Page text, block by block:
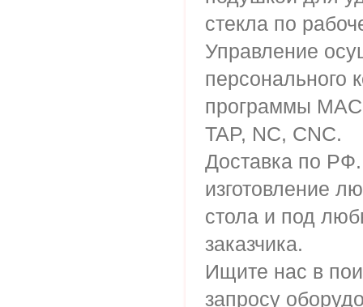
стекла по
Управление
персонального
программы
TAP, NC, CNC.
Доставка по
изготовление
стола и под
заказчика.
Ищите нас в
запросу